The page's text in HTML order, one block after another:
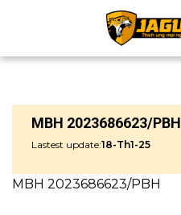
MBH 2023686623/PBH
Lastest update:18-Th1-25
MBH 2023686623/PBH